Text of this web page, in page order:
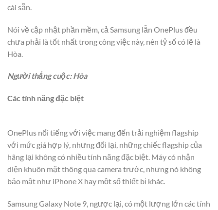
cài sẵn.
Nói về cập nhật phần mềm, cả Samsung lẫn OnePlus đều
chưa phải là tốt nhất trong công việc này, nên tỷ số có lẽ là
Hòa.
Người thắng cuộc: Hòa
Các tính năng đặc biệt
OnePlus nổi tiếng với việc mang đến trải nghiệm flagship
với mức giá hợp lý, nhưng đổi lại, những chiếc flagship của
hãng lại không có nhiều tính năng đặc biệt. Máy có nhận
diện khuôn mặt thông qua camera trước, nhưng nó không
bảo mật như iPhone X hay một số thiết bị khác.
Samsung Galaxy Note 9, ngược lại, có một lượng lớn các tính